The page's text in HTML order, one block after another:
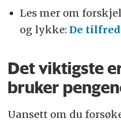
Les mer om
og lykke:De
Det viktigste
bruker
Uansett om du